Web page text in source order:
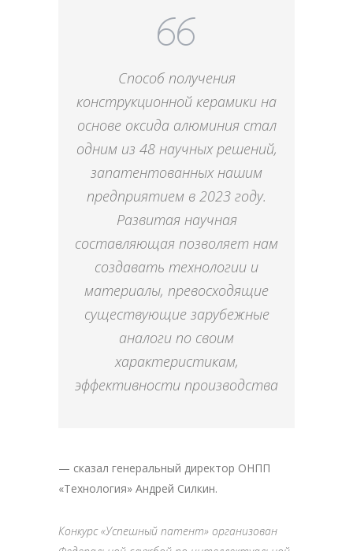
Способ получения
конструкционной керамики на
основе оксида алюминия стал
одним из 48 научных решений,
запатентованных нашим
предприятием в 2023 году.
Развитая научная
составляющая позволяет нам
создавать технологии и
материалы, превосходящие
существующие зарубежные
аналоги по своим
характеристикам,
эффективности производства
— сказал генеральный директор ОНПП
«Технология» Андрей Силкин.
Конкурс «Успешный патент» организован